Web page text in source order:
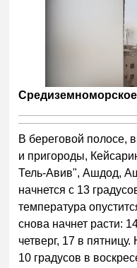
В береговой полосе,
и пригороды,
Тель-Авив", Ашдод,
начнется с 13
температура
снова начнет расти:
четверг, 17 в
10 градусов в